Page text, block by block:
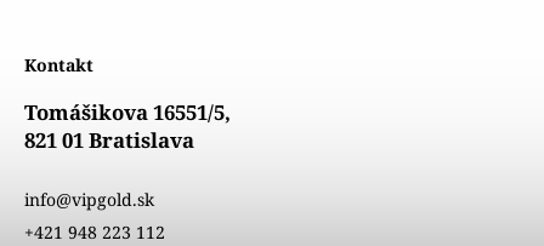
Kontakt
Tomášikova 16551/5,
821 01 Bratislava
info@vipgold.sk
+421 948 223 112